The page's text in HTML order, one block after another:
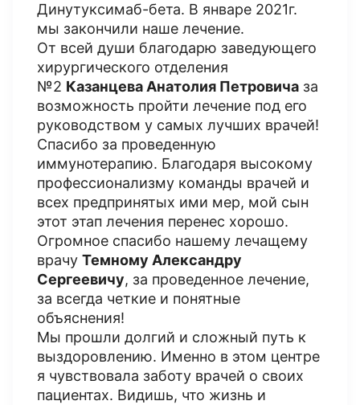
Динутуксимаб-бета. В январе 2021г.
мы закончили наше лечение.
От всей души благодарю заведующего
хирургического отделения
№2 Казанцева Анатолия Петровича за
возможность пройти лечение под его
руководством у самых лучших врачей!
Спасибо за проведенную
иммунотерапию. Благодаря высокому
профессионализму команды врачей и
всех предпринятых ими мер, мой сын
этот этап лечения перенес хорошо.
Огромное спасибо нашему лечащему
врачу Темному Александру
Сергеевичу, за проведенное лечение,
за всегда четкие и понятные
объяснения!
Мы прошли долгий и сложный путь к
выздоровлению. Именно в этом центре
я чувствовала заботу врачей о своих
пациентах. Видишь, что жизнь и